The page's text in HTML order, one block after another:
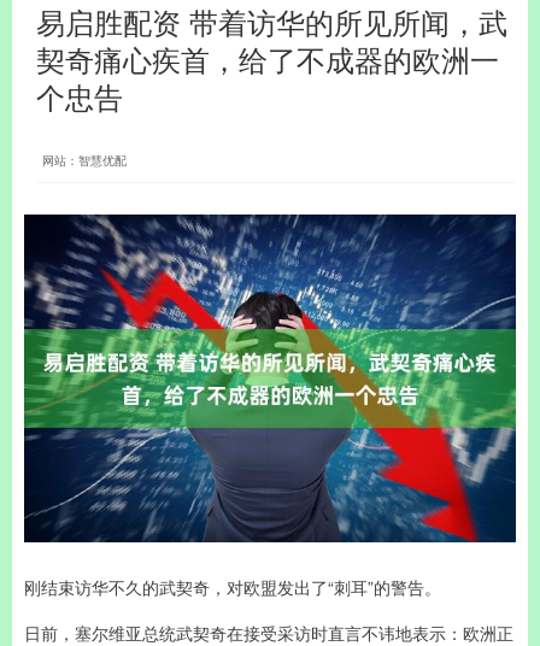
易启胜配资 带着访华的所见所闻，武
契奇痛心疾首，给了不成器的欧洲一
个忠告
网站：智慧优配
刚结束访华不久的武契奇，对欧盟发出了“刺耳”的警告。
日前，塞尔维亚总统武契奇在接受采访时直言不讳地表示：欧洲正